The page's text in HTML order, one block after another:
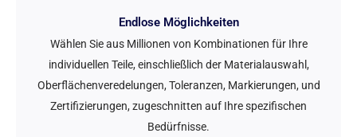
Endlose Möglichkeiten
Wählen Sie aus Millionen von Kombinationen für Ihre
individuellen Teile, einschließlich der Materialauswahl,
Oberflächenveredelungen, Toleranzen, Markierungen, und
Zertifizierungen, zugeschnitten auf Ihre spezifischen
Bedürfnisse.